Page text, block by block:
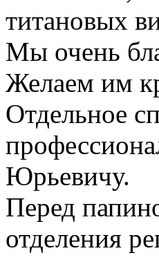
титановых
Мы очень
Желаем им
Отдельное
Юрьевичу.
Перед
отделения